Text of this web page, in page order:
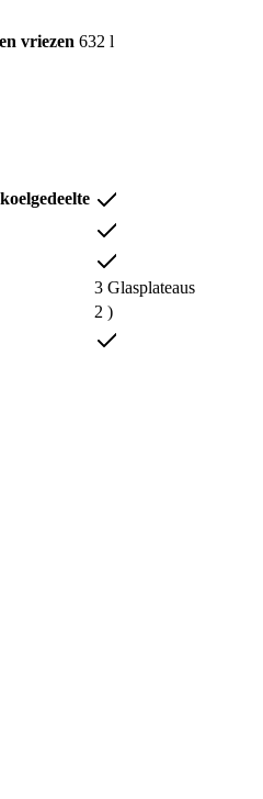
vriezen 632 l
3 Glasplateaus
2 )